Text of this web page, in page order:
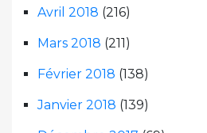
Avril 2018 (216)
Mars 2018 (211)
Février 2018 (138)
Janvier 2018 (139)